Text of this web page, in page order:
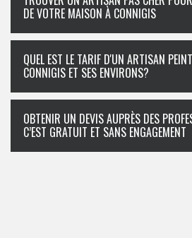
DE VOTRE MAISON À CONNIGIS
QUEL EST LE TARIF D'UN ARTISAN
CONNIGIS ET SES ENVIRONS?
OBTENIR UN DEVIS AUPRÈS DES
C’EST GRATUIT ET SANS ENGAGEMENT